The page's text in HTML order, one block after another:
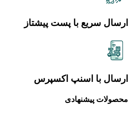
ارسال سریع با پست پیشتاز
ارسال با اسنپ اکسپرس
محصولات پیشنهادی